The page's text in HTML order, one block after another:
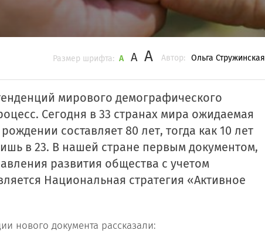
Автор: Ольга Стружинская
Размер шрифта: A A A
мирового демографического
Сегодня в 33 странах мира ожидаемая
составляет 80 лет, тогда как 10 лет
в 23. В нашей стране первым документом,
развития общества с учетом
Национальная стратегия «Активное
нового документа рассказали: